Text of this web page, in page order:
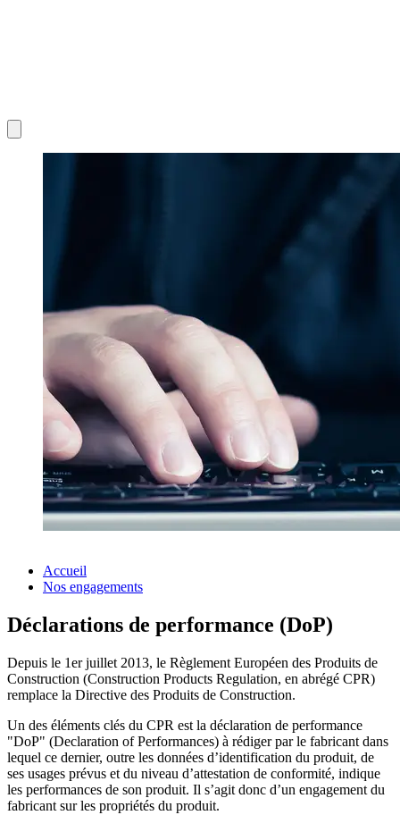
Accueil
Nos engagements
Déclarations de performance (DoP)
Depuis le 1er juillet 2013, le Règlement Européen des Produits de
Construction (Construction Products Regulation, en abrégé CPR)
remplace la Directive des Produits de Construction.
Un des éléments clés du CPR est la déclaration de performance
"DoP" (Declaration of Performances) à rédiger par le fabricant dans
lequel ce dernier, outre les données d’identification du produit, de
ses usages prévus et du niveau d’attestation de conformité, indique
les performances de son produit. Il s’agit donc d’un engagement du
fabricant sur les propriétés du produit.